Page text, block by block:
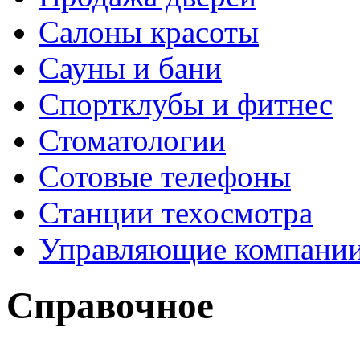
Салоны красоты
Сауны и бани
Спортклубы и фитнес
Стоматологии
Сотовые телефоны
Станции техосмотра
Управляющие
Справочное